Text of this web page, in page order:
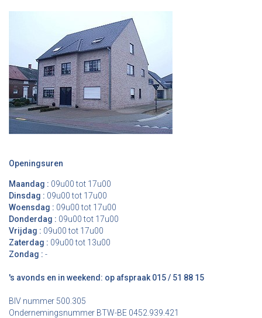
Openingsuren
Maandag : 09u00 tot 17u00
Dinsdag : 09u00 tot 17u00
Woensdag : 09u00 tot 17u00
Donderdag : 09u00 tot 17u00
Vrijdag : 09u00 tot 17u00
Zaterdag : 09u00 tot 13u00
Zondag : -
's avonds en in weekend: op afspraak 015 / 51 88 15
BIV nummer 500.305
Ondernemingsnummer BTW-BE 0452.939.421